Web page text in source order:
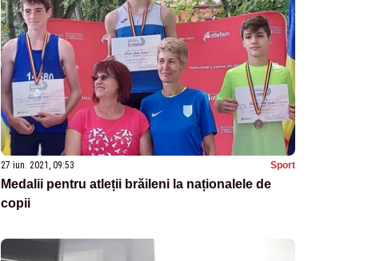
27 iun. 2021, 09:53 Sport
Medalii pentru atleții brăileni la naționalele de
copii